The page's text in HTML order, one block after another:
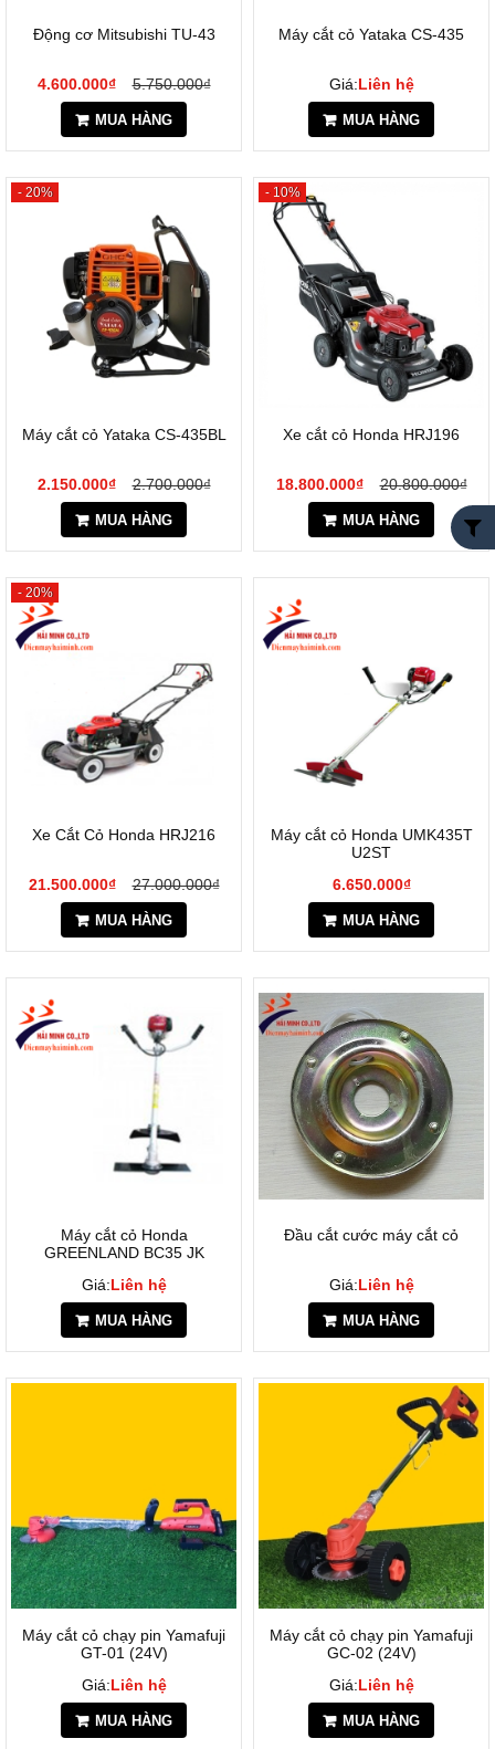
Động cơ Mitsubishi TU-43
4.600.000₫ 5.750.000₫
MUA HÀNG
Máy cắt cỏ Yataka CS-435
Giá:Liên hệ
MUA HÀNG
- 20%
Máy cắt cỏ Yataka CS-435BL
2.150.000₫ 2.700.000₫
MUA HÀNG
- 10%
Xe cắt cỏ Honda HRJ196
18.800.000₫ 20.800.000₫
MUA HÀNG
- 20%
Xe Cắt Cỏ Honda HRJ216
21.500.000₫ 27.000.000₫
MUA HÀNG
Máy cắt cỏ Honda UMK435T
U2ST
6.650.000₫
MUA HÀNG
Máy cắt cỏ Honda
GREENLAND BC35 JK
Giá:Liên hệ
MUA HÀNG
Đầu cắt cước máy cắt cỏ
Giá:Liên hệ
MUA HÀNG
Máy cắt cỏ chạy pin Yamafuji
GT-01 (24V)
Giá:Liên hệ
MUA HÀNG
Máy cắt cỏ chạy pin Yamafuji
GC-02 (24V)
Giá:Liên hệ
MUA HÀNG